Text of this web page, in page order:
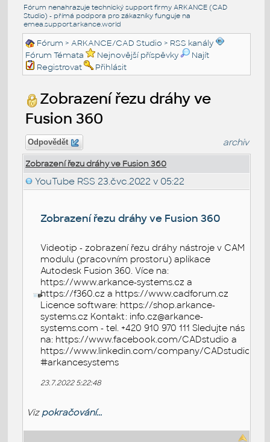
Fórum nenahrazuje technický support firmy ARKANCE (CAD
Studio) - přímá podpora pro zákazníky funguje na
emea.support.arkance.world
Fórum >ARKANCE/CAD Studio > RSS kanály
Fórum Témata
Nejnovější příspěvky
Najít
Registrovat
Přihlásit
Zobrazení řezu dráhy ve
Fusion 360
Odpovědět archiv
Zobrazení řezu dráhy ve Fusion 360
YouTube RSS 23.čvc.2022 v 05:22
Zobrazení řezu dráhy ve Fusion 360
Videotip - zobrazení řezu dráhy nástroje v CAM
modulu (pracovním prostoru) aplikace
Autodesk Fusion 360. Více na:
https://www.arkance-systems.cz a
https://f360.cz a https://www.cadforum.cz
Licence software: https://shop.arkance-
systems.cz Kontakt: info.cz@arkance-
systems.com - tel. +420 910 970 111 Sledujte nás
na: https://www.facebook.com/CADstudio a
https://www.linkedin.com/company/CADstudio
#arkancesystems
23.7.2022 5:22:48
Viz pokračování...